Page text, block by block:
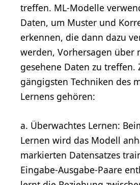
treffen. ML-Modelle
Daten, um Muster und
erkennen, die dann dazu
werden, Vorhersagen über
gesehene Daten zu treffen.
gängigsten Techniken des
Lernens gehören:
a. Überwachtes Lernen:
Lernen wird das Modell
markierten Datensatzes
Eingabe-Ausgabe-Paare